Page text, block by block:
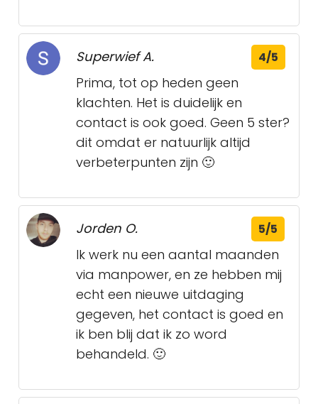
Superwief A. 4/5
Prima, tot op heden geen
klachten. Het is duidelijk en
contact is ook goed. Geen 5 ster?
dit omdat er natuurlijk altijd
verbeterpunten zijn 🙂
Jorden O. 5/5
Ik werk nu een aantal maanden
via manpower, en ze hebben mij
echt een nieuwe uitdaging
gegeven, het contact is goed en
ik ben blij dat ik zo word
behandeld. 🙂